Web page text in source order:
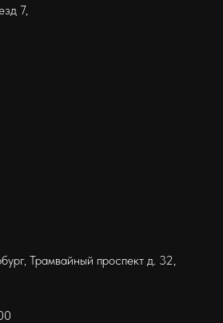
7,
Трамвайный проспект д. 32,